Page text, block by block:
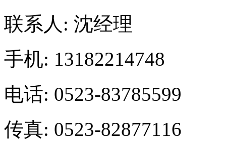
联系人: 沈经理
手机: 13182214748
电话: 0523-83785599
传真: 0523-82877116